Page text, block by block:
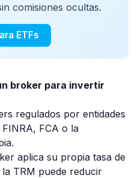
comisiones ocultas.
ETFs
broker para invertir
regulados por entidades
FCA o la
aplica su propia tasa de
TRM puede reducir